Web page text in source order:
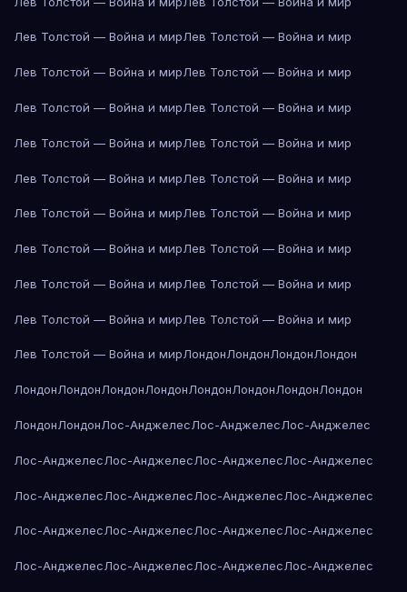
Лев Толстой — Война и мирЛев Толстой — Война и мир
Лев Толстой — Война и мирЛев Толстой — Война и мир
Лев Толстой — Война и мирЛев Толстой — Война и мир
Лев Толстой — Война и мирЛев Толстой — Война и мир
Лев Толстой — Война и мирЛев Толстой — Война и мир
Лев Толстой — Война и мирЛев Толстой — Война и мир
Лев Толстой — Война и мирЛев Толстой — Война и мир
Лев Толстой — Война и мирЛев Толстой — Война и мир
Лев Толстой — Война и мирЛев Толстой — Война и мир
Лев Толстой — Война и мирЛондонЛондонЛондонЛондон
ЛондонЛондонЛондонЛондонЛондонЛондонЛондонЛондон
ЛондонЛондонЛос-АнджелесЛос-АнджелесЛос-Анджелес
Лос-АнджелесЛос-АнджелесЛос-АнджелесЛос-Анджелес
Лос-АнджелесЛос-АнджелесЛос-АнджелесЛос-Анджелес
Лос-АнджелесЛос-АнджелесЛос-АнджелесЛос-Анджелес
Лос-АнджелесЛос-АнджелесЛос-АнджелесЛос-Анджелес